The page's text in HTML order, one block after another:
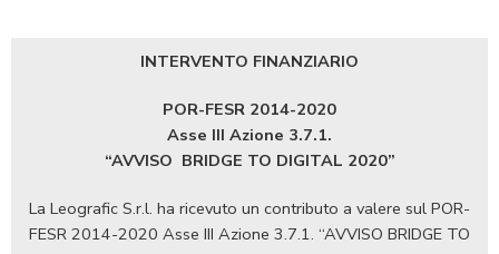
INTERVENTO FINANZIARIO
POR-FESR 2014-2020
Asse III Azione 3.7.1.
“AVVISO BRIDGE TO DIGITAL 2020”
La Leografic S.r.l. ha ricevuto un contributo a valere sul POR-
FESR 2014-2020 Asse III Azione 3.7.1. “AVVISO BRIDGE TO